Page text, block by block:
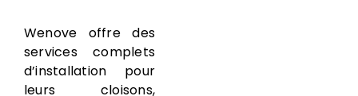
Wenove offre des
services complets
d’installation pour
leurs cloisons,